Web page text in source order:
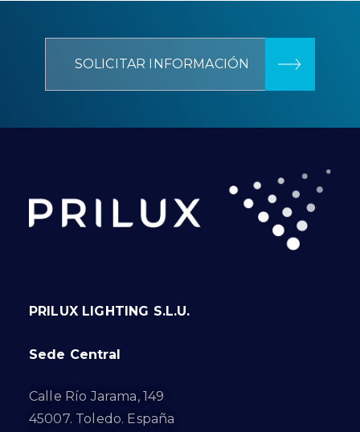
SOLICITAR INFORMACIÓN
PRILUX LIGHTING S.L.U.
Sede Central
Calle Río Jarama, 149
45007. Toledo. España